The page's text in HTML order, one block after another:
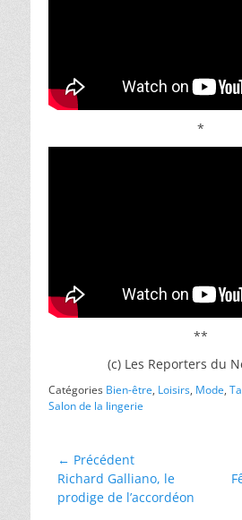
*
**
(c) Les Reporters du
Catégories Bien-être, Loisirs, Mode,
Salon de la lingerie
Navigation
de
l’article
← Précédent
Article
précédent :
Richard Galliano, le
prodige de l’accordéon
Article